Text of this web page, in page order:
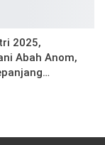
2025,
Abah Anom,